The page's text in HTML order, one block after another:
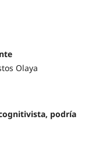
Olaya
podría